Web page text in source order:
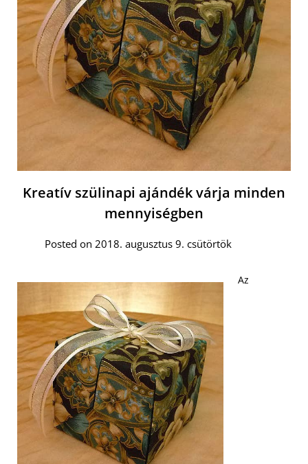
Kreatív szülinapi ajándék várja minden
mennyiségben
Posted on 2018. augusztus 9. csütörtök
Az